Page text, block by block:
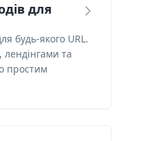
для
будь-якого URL.
лендінгами та
простим